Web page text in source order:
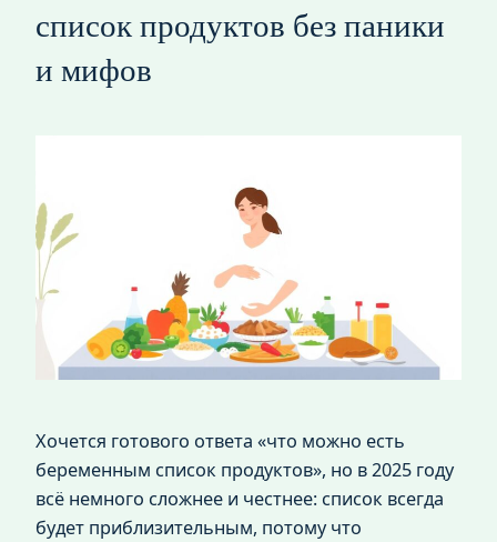
список продуктов без паники
и мифов
Хочется готового ответа «что можно есть
беременным список продуктов», но в 2025 году
всё немного сложнее и честнее: список всегда
будет приблизительным, потому что